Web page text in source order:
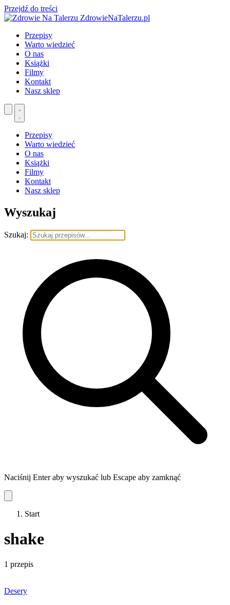
Przejdź do treści
ZdrowieNaTalerzu.pl
Przepisy
Warto wiedzieć
O nas
Książki
Filmy
Kontakt
Nasz sklep
Przepisy
Warto wiedzieć
O nas
Książki
Filmy
Kontakt
Nasz sklep
Wyszukaj
Szukaj:
Naciśnij Enter aby wyszukać lub Escape aby zamknąć
Start
shake
1 przepis
Desery